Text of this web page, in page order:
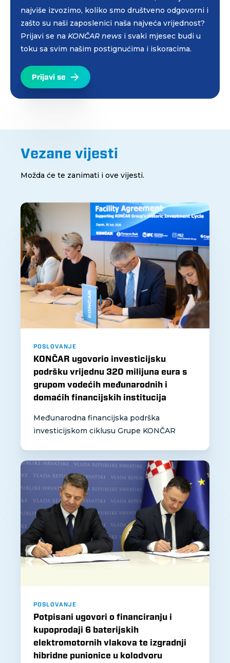
najviše izvozimo, koliko smo društveno odgovorni i
zašto su naši zaposlenici naša najveća vrijednost?
Prijavi se na KONČAR news i svaki mjesec budi u
toku sa svim našim postignućima i iskoracima.
Prijavi se
Vezane vijesti
Možda će te zanimati i ove vijesti.
POSLOVANJE
KONČAR ugovorio investicijsku
podršku vrijednu 320 milijuna eura s
grupom vodećih međunarodnih i
domaćih financijskih institucija
Međunarodna financijska podrška
investicijskom ciklusu Grupe KONČAR
POSLOVANJE
Potpisani ugovori o financiranju i
kupoprodaji 6 baterijskih
elektromotornih vlakova te izgradnji
hibridne punionice u kolodvoru